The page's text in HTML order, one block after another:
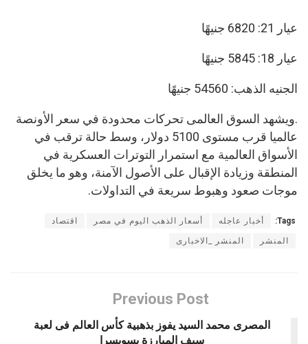
عيار 21: 6820 جنيهًا
عيار 18: 5845 جنيهًا
الجنيه الذهب: 54560 جنيهًا
.ويشهد السوق العالمى تحركات محدودة في سعر الأونصة
عالميا قرب مستوى 5100 دولار، وسط حالة ترقب في
الأسواق العالمية مع استمرار التوترات العسكرية في
المنطقة وزيادة الإقبال على الأصول الآمنة، وهو ما يخلق
موجات صعود وهبوط سريعة في التداولات.
Tags: أخبار عاجله أسعار الذهب اليوم في مصر اقتصاد
المنشر المنشر _الاخبارى
Previous Post
المصرى محمد السيد يفوز بذهبية كأس العالم فى لعبة
سيف المبارزة بسويسرا